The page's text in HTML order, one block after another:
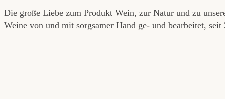
Die große Liebe zum Produkt Wein, zur Natur und zu
Weine von und mit sorgsamer Hand ge- und bearbeitet,